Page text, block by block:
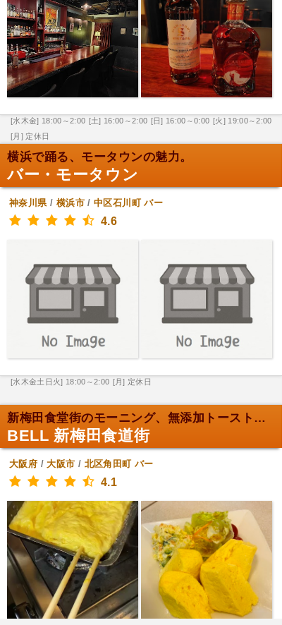
[水木金] 18:00～2:00 [土] 16:00～2:00 [日] 16:00～0:00 [火] 19:00～2:00
[月] 定休日
横浜で踊る、モータウンの魅力。
バー・モータウン
神奈川県/ 横浜市/中区石川町 バー
4.6
[水木金土日火] 18:00～2:00 [月] 定休日
新梅田食堂街のモーニング、無添加トーストと珈琲45...
BELL 新梅田食道街
大阪府 /大阪市 / 北区角田町 バー
4.1